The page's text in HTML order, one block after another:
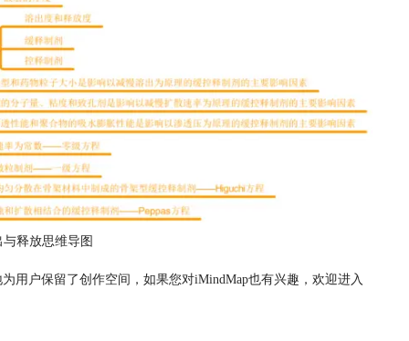
释放思维导图
用户保留了创作空间，如果您对iMindMap也有兴趣，欢迎进入